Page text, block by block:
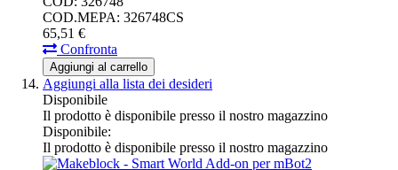
COD.MEPA: 326748CS
65,51 €
Confronta
Aggiungi al carrello
Aggiungi alla lista dei desideri
Disponibile
Il prodotto è disponibile presso il nostro magazzino
Disponibile:
Il prodotto è disponibile presso il nostro magazzino